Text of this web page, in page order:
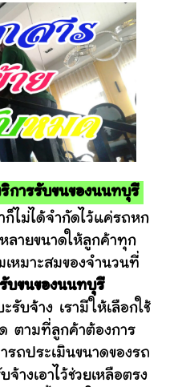
การรับขนของนนทบุรี
ได้จำกัดไว้แค่รถหก
ลายขนาดให้ลูกค้าทุก
เหมาะสมของจำนวนที่
รับขนของนนทบุรี
บจ้าง เรามีให้เลือกใช้
ตามที่ลูกค้าต้องการ
รถประเมินขนาดของรถ
างเอาไว้ช่วยเหลือตรง